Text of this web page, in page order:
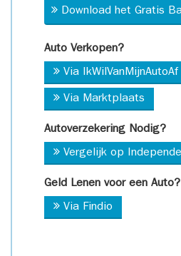
Download het Gratis
Auto Verkopen?
Via IkWilVanMijnAutoAf
Via Marktplaats
Autoverzekering Nodig?
Vergelijk op
Geld Lenen voor een Auto?
Via Findio